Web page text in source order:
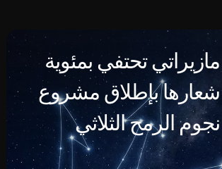
مازيراتي تحتفي بمئوية
شعارها بإطلاق مشروع
نجوم الرمح الثلاثي